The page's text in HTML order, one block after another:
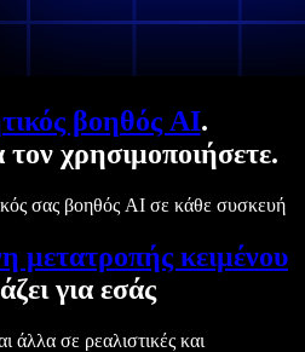
βοηθός AI.
χρησιμοποιήσετε.
σας βοηθός AI σε κάθε συσκευή
μετατροπής κειμένου
για εσάς
άλλα σε ρεαλιστικές και